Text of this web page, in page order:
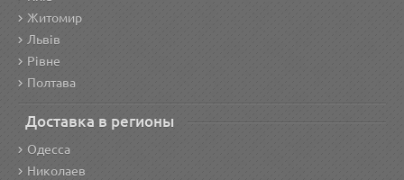
Житомир
Львів
Рівне
Полтава
Доставка в регионы
Одесса
Николаев